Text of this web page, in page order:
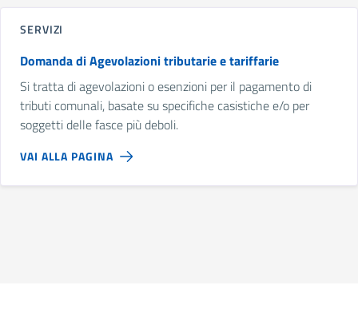
SERVIZI
Domanda di Agevolazioni tributarie e tariffarie
Si tratta di agevolazioni o esenzioni per il pagamento di
tributi comunali, basate su specifiche casistiche e/o per
soggetti delle fasce più deboli.
VAI ALLA PAGINA